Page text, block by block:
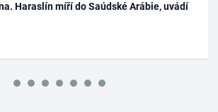
Haraslín míří do Saúdské Arábie, uvádí